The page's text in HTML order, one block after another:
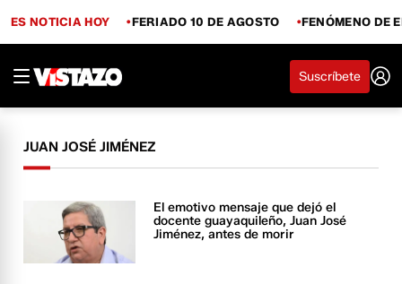
ES NOTICIA HOY FERIADO 10 DE AGOSTO FENÓMENO DE
Suscríbete
JUAN JOSÉ JIMÉNEZ
El emotivo mensaje que dejó el
docente guayaquileño, Juan José
Jiménez, antes de morir